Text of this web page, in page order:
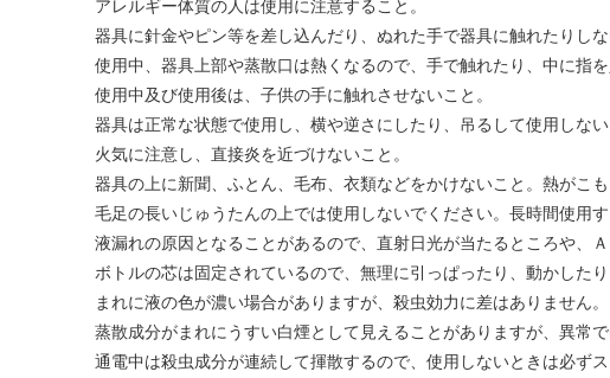
アレルギー体質の人は使用に注意すること。
器具に針金やピン等を差し込んだり、ぬれた手で器具に触れたりし
使用中、器具上部や蒸散口は熱くなるので、手で触れたり、中に指
使用中及び使用後は、子供の手に触れさせないこと。
器具は正常な状態で使用し、横や逆さにしたり、吊るして使用しな
火気に注意し、直接炎を近づけないこと。
器具の上に新聞、ふとん、毛布、衣類などをかけないこと。熱がこ
毛足の長いじゅうたんの上では使用しないでください。長時間使用
液漏れの原因となることがあるので、直射日光が当たるところや、
ボトルの芯は固定されているので、無理に引っぱったり、動かした
まれに液の色が濃い場合がありますが、殺虫効力に差はありません。
蒸散成分がまれにうすい白煙として見えることがありますが、異常で
通電中は殺虫成分が連続して揮散するので、使用しないときは必ずス